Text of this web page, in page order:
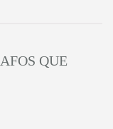
QUE